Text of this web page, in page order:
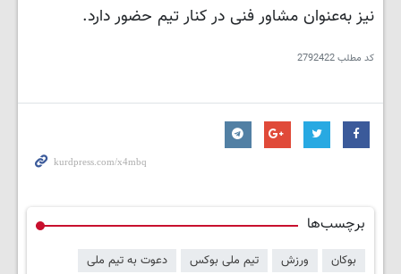
نیز به‌عنوان مشاور فنی در کنار تیم حضور دارد.
کد مطلب2792422
برچسب‌ها
بوکان ورزش تیم ملی بوکس
دعوت به تیم ملی